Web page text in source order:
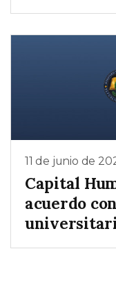
11 de junio de
Capital
acuerdo